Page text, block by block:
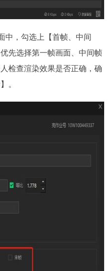
中，勾选上【首帧、中间
先选择第一帧画面、中间帧
检查渲染效果是否正确，确
。